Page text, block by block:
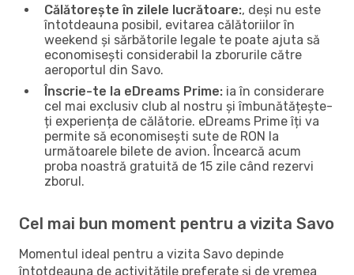
Călătorește în zilele lucrătoare:, deși nu este
întotdeauna posibil, evitarea călătoriilor în
weekend și sărbătorile legale te poate ajuta să
economisești considerabil la zborurile către
aeroportul din Savo.
Înscrie-te la eDreams Prime: ia în considerare
cel mai exclusiv club al nostru și îmbunătățește-
ți experiența de călătorie. eDreams Prime îți va
permite să economisești sute de RON la
următoarele bilete de avion. Încearcă acum
proba noastră gratuită de 15 zile când rezervi
zborul.
Cel mai bun moment pentru a vizita Savo
Momentul ideal pentru a vizita Savo depinde
întotdeauna de activitățile preferate și de vremea